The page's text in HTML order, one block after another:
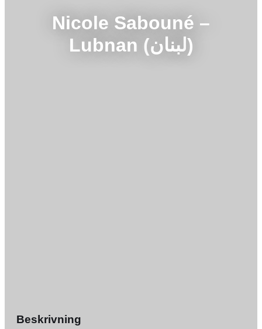
Nicole Sabouné –
Lubnan (لبنان)
Beskrivning